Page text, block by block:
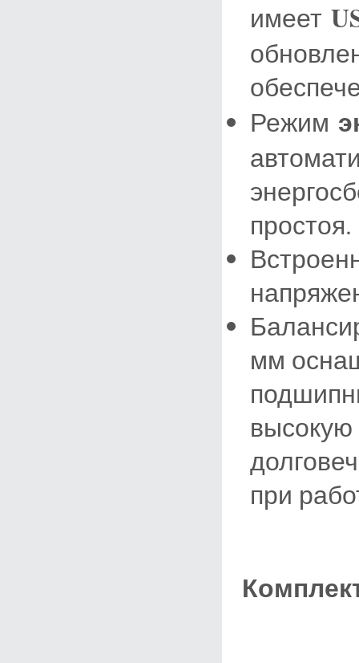
имеет
Режим
простоя.
мм
высокую
при